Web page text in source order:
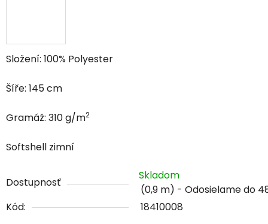
Složení: 100% Polyester
Šíře: 145 cm
Gramáž: 310 g/m2
Softshell zimní
Dostupnosť
Skladom
(0,9 m)
Kód:
18410008